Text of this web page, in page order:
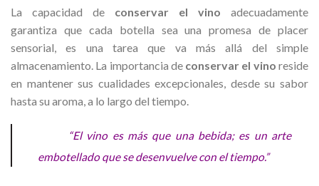
La capacidad de conservar el vino adecuadamente
garantiza que cada botella sea una promesa de placer
sensorial, es una tarea que va más allá del simple
almacenamiento. La importancia de conservar el vino reside
en mantener sus cualidades excepcionales, desde su sabor
hasta su aroma, a lo largo del tiempo.
“El vino es más que una bebida; es un arte
embotellado que se desenvuelve con el tiempo.”